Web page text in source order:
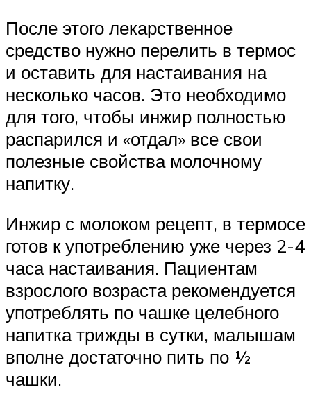
После этого лекарственное
средство нужно перелить в термос
и оставить для настаивания на
несколько часов. Это необходимо
для того, чтобы инжир полностью
распарился и «отдал» все свои
полезные свойства молочному
напитку.
Инжир с молоком рецепт, в термосе
готов к употреблению уже через 2-4
часа настаивания. Пациентам
взрослого возраста рекомендуется
употреблять по чашке целебного
напитка трижды в сутки, малышам
вполне достаточно пить по ½
чашки.